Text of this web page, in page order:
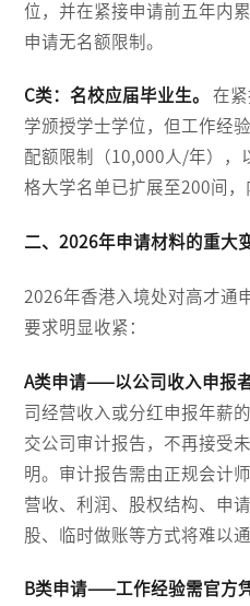
位，并在紧接申请前五年内
申请无名额限制。
C类：名校应届毕业生。
在
学颁授学士学位，但工作经
配额限制（10,000人/年），
格大学名单已扩展至200间，
二、2026年申请材料的重大
2026年香港入境处对高才通
要求明显收紧：
A类申请——以公司收入申报
司经营收入或分红申报年薪
交公司审计报告，不再接受
明。审计报告需由正规会计
营收、利润、股权结构、申
股、临时做账等方式将难以通
B类申请——工作经验需官方